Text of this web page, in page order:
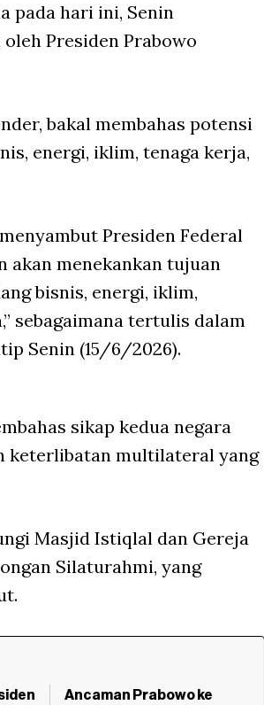
pada hari ini, Senin
Presiden Prabowo
bakal membahas potensi
energi, iklim, tenaga kerja,
Presiden Federal
akan menekankan tujuan
bisnis, energi, iklim,
sebagaimana tertulis dalam
Senin (15/6/2026).
sikap kedua negara
keterlibatan multilateral yang
Masjid Istiqlal dan Gereja
Silaturahmi, yang
Ancaman Prabowo ke